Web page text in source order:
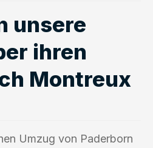
unsere
ihren
Montreux
Umzug von Paderborn